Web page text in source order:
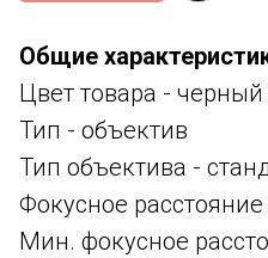
Общие
Цвет товара - черный
Тип - объектив
Тип объектива -
Фокусное
Мин. фокусное